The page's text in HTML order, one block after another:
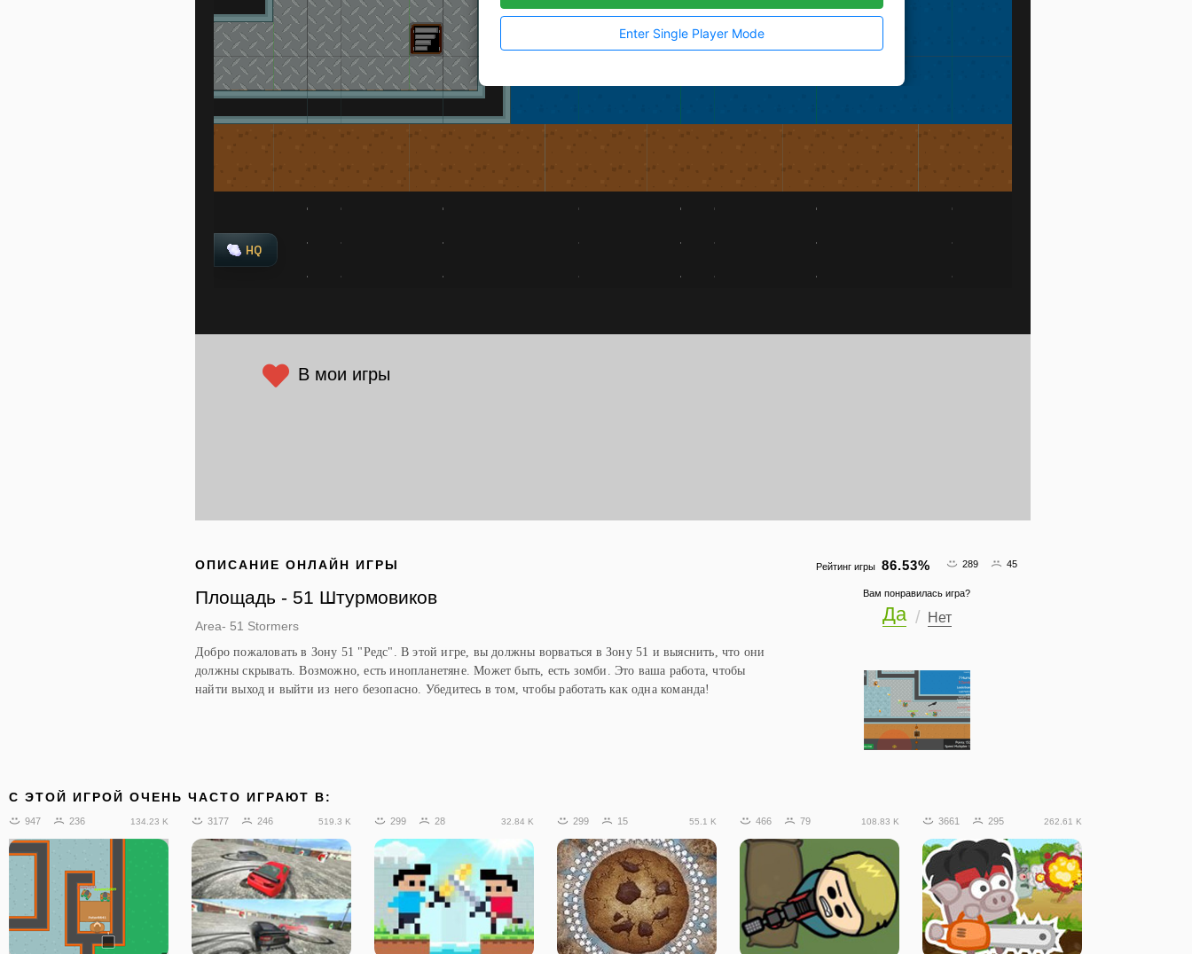
В мои игры
Рейтинг игры 86.53% 289 45
Вам понравилась игра?
Да Нет
ОПИСАНИЕ ОНЛАЙН ИГРЫ
Площадь - 51 Штурмовиков
Area- 51 Stormers
Добро пожаловать в Зону 51 "Редс". В этой игре, вы должны ворваться в Зону 51 и выяснить, что они
должны скрывать. Возможно, есть инопланетяне. Может быть, есть зомби. Это ваша работа, чтобы
найти выход и выйти из него безопасно. Убедитесь в том, чтобы работать как одна команда!
C ЭТОЙ ИГРОЙ ОЧЕНЬ ЧАСТО ИГРАЮТ В:
947 236 134.23 K 3177 246 519.3 K 299 28 32.84 K 299 15 55.1 K 466 79 108.83 K 3661 295 262.61 K